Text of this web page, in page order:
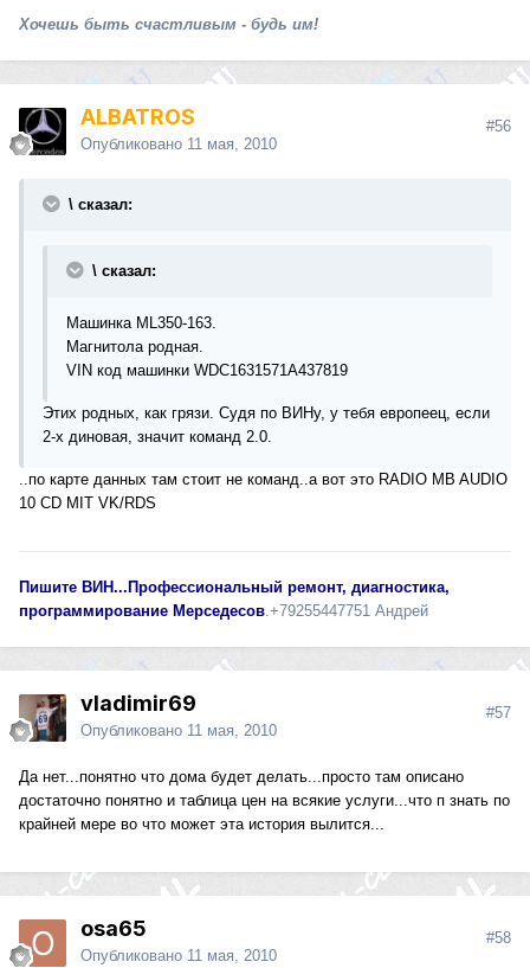
Хочешь быть счастливым - будь им!
ALBATROS
Опубликовано 11 мая, 2010
#56
\ сказал:
\ сказал:
Машинка ML350-163.
Магнитола родная.
VIN код машинки WDC1631571A437819
Этих родных, как грязи. Судя по ВИНу, у тебя европеец, если
2-х диновая, значит команд 2.0.
..по карте данных там стоит не команд..а вот это RADIO MB AUDIO
10 CD MIT VK/RDS
Пишите ВИН...Професcиональный ремонт, диагностика,
программирование Мерседесов.+79255447751 Андрей
vladimir69
Опубликовано 11 мая, 2010
#57
Да нет...понятно что дома будет делать...просто там описано
достаточно понятно и таблица цен на всякие услуги...что п знать по
крайней мере во что может эта история вылится...
osa65
Опубликовано 11 мая, 2010
#58